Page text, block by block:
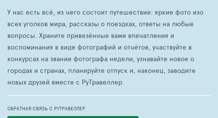
У нас есть всё, из чего состоит путешествие: яркие фото изо
всех уголков мира, рассказы о поездках, ответы на любые
вопросы. Храните привезённые вами впечатления и
воспоминания в виде фотографий и отчётов, участвуйте в
конкурсах на звание фотографа недели, узнавайте новое о
городах и странах, планируйте отпуск и, наконец, заводите
новых друзей вместе с РуТравеллер.
ОБРАТНАЯ СВЯЗЬ С РУТРАВЕЛЛЕР